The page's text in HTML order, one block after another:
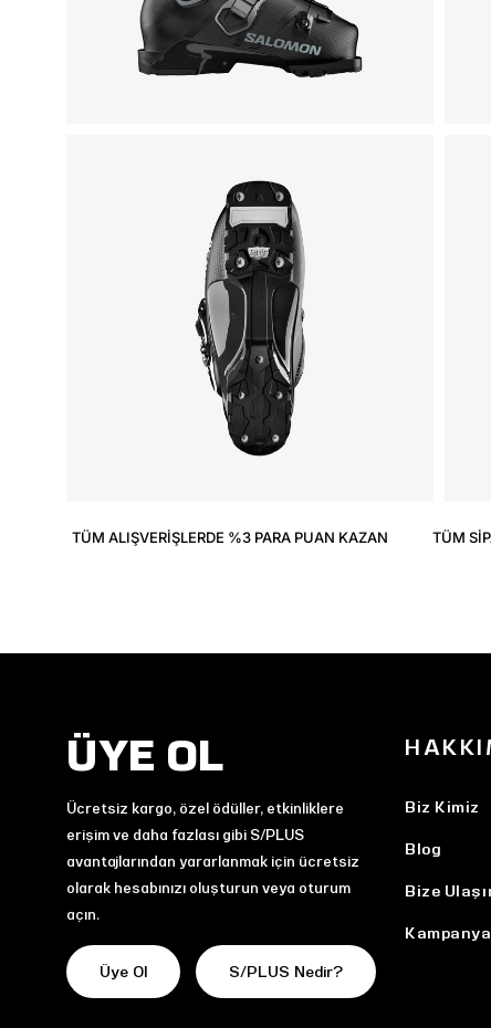
TÜM ALIŞVERIŞLERDE %3 PARA PUAN KAZAN TÜM
ÜYE OL
Ücretsiz kargo, özel ödüller, etkinliklere
erişim ve daha fazlası gibi S/PLUS
avantajlarından yararlanmak için ücretsiz
olarak hesabınızı oluşturun veya oturum
açın.
Üye Ol S/PLUS Nedir?
Biz Kimiz
Blog
Bize